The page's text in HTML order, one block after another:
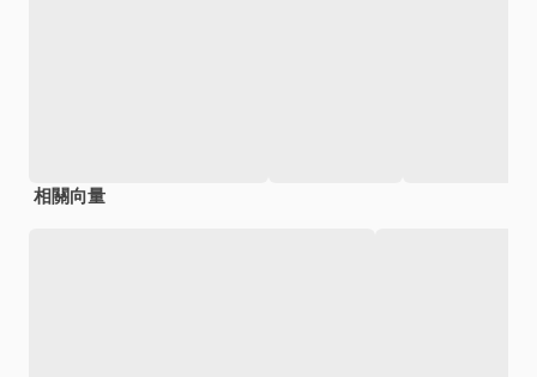
相關向量